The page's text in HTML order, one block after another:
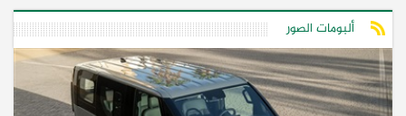
ألبومات الصور